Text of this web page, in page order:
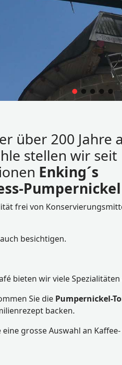
über 200 Jahre
stellen wir seit
Enking´s
Pumpernickel
frei von
besichtigen.
bieten wir viele Spezialitäten
Sie die Pumpernickel-
backen.
grosse Auswahl an